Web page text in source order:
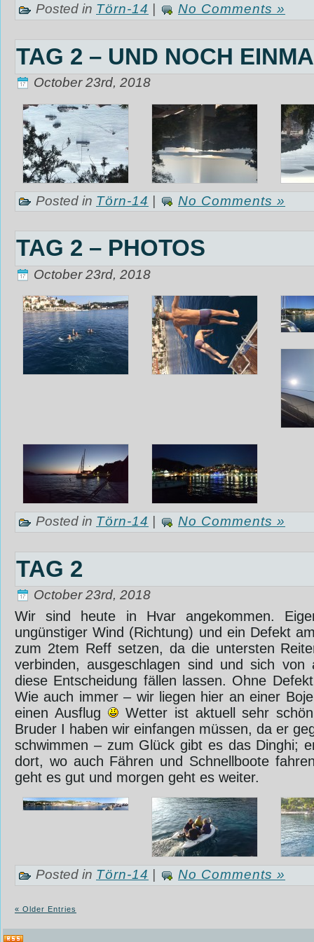
Posted in Törn-14 No Comments »
TAG 2 – UND NOCH
October 23rd, 2018
Posted in Törn-14 No Comments »
TAG 2 – PHOTOS
October 23rd, 2018
Posted in Törn-14 No Comments »
TAG 2
October 23rd, 2018
Wir sind heute in Hvar angekommen.
ungünstiger Wind (Richtung) und ein Defekt
zum 2tem Reff setzen, da die untersten
verbinden, ausgeschlagen sind und sich von
diese Entscheidung fällen lassen. Ohne
Wie auch immer – wir liegen hier an einer
einen Ausflug
Wetter ist aktuell sehr
Bruder I haben wir einfangen müssen, da er
schwimmen – zum Glück gibt es das Dinghi;
dort, wo auch Fähren und Schnellboote
geht es gut und ‎morgen geht es weiter.
Posted in Törn-14 No Comments »
« Older Entries